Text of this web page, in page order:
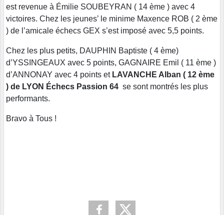
est revenue à Émilie SOUBEYRAN ( 14 ème ) avec 4
victoires. Chez les jeunes’ le minime Maxence ROB ( 2 ème
) de l’amicale échecs GEX s’est imposé avec 5,5 points.
Chez les plus petits, DAUPHIN Baptiste ( 4 ème)
d’YSSINGEAUX avec 5 points, GAGNAIRE Emil ( 11 ème )
d’ANNONAY avec 4 points et LAVANCHE Alban ( 12 ème
) de LYON Échecs Passion 64 se sont montrés les plus
performants.
Bravo à Tous !